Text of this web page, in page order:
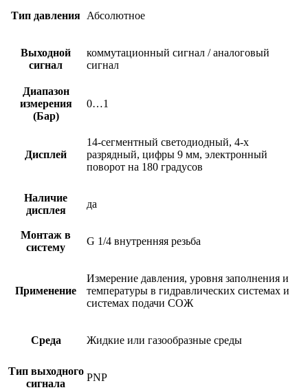
Тип давления Абсолютное
Выходной
сигнал
коммутационный сигнал / аналоговый
сигнал
Диапазон
измерения
(Бар)
0…1
Дисплей
14-сегментный светодиодный, 4-х
разрядный, цифры 9 мм, электронный
поворот на 180 градусов
Наличие
дисплея
да
Монтаж в
систему
G 1/4 внутренняя резьба
Применение
Измерение давления, уровня заполнения и
температуры в гидравлических системах и
системах подачи СОЖ
Среда Жидкие или газообразные среды
Тип выходного
сигнала
PNP